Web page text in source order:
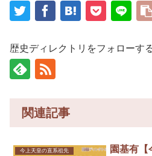
歴史ディレクトリをフォローす
関連記事
今上天皇の直系祖先 園基有【